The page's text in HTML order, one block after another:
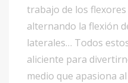
trabajo de los flexores
alternando la flexión
laterales… Todos
aliciente para
medio que apasiona